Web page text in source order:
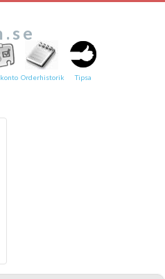
Orderhistorik Tipsa
vän:
till denna sida